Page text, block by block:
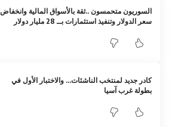
السوريون متحمسون ..ثقة بالأسواق المالية وانخفاض
سعر الدولار وتنفيذ استثمارات بــ 28 مليار دولار
كادر جديد لمنتخب الناشئات… والاختبار الأول في
بطولة غرب آسيا